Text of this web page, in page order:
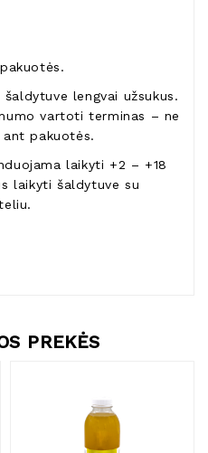
lengvai užsukus.
vartoti terminas – ne
pakuotės.
laikyti +2 – +18
laikyti šaldytuve su
PREKĖS